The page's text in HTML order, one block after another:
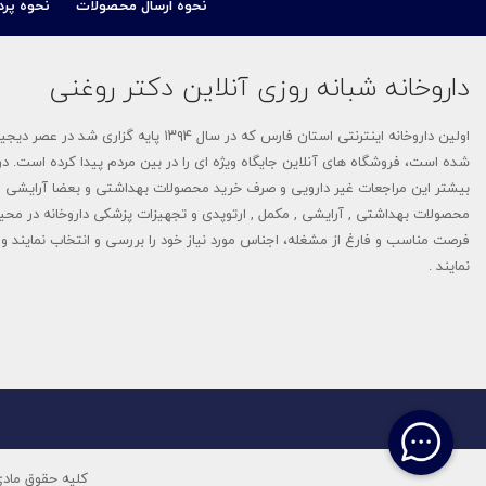
برسام فارمد (Barsam Pharmed)
راد بهین دانش
بی بی اسکین-Baby Skin
نانوهیل - NANOHEAL
آلسینا-Alcina
دلاویگا-Delaviga
نحوه ارسال محصولات نحوه
داروخانه شبانه روزی آنلاین دکتر روغنی
اولین داروخانه اینترنتی استان
شده است، فروشگاه های آنلاین جایگاه ویژه ای را در بین مردم پیدا کرده است.
بیشتر این مراجعات غیر دارویی و صرف خرید محصولات بهداشتی و بعضا
محصولات بهداشتی , آرایشی , مکمل , ارتوپدی و تجهیزات پزشکی داروخانه در
فرصت مناسب و فارغ از مشغله، اجناس مورد نیاز خود را بررسی و انتخاب نمایند
نمایند .
کلیه حقوق